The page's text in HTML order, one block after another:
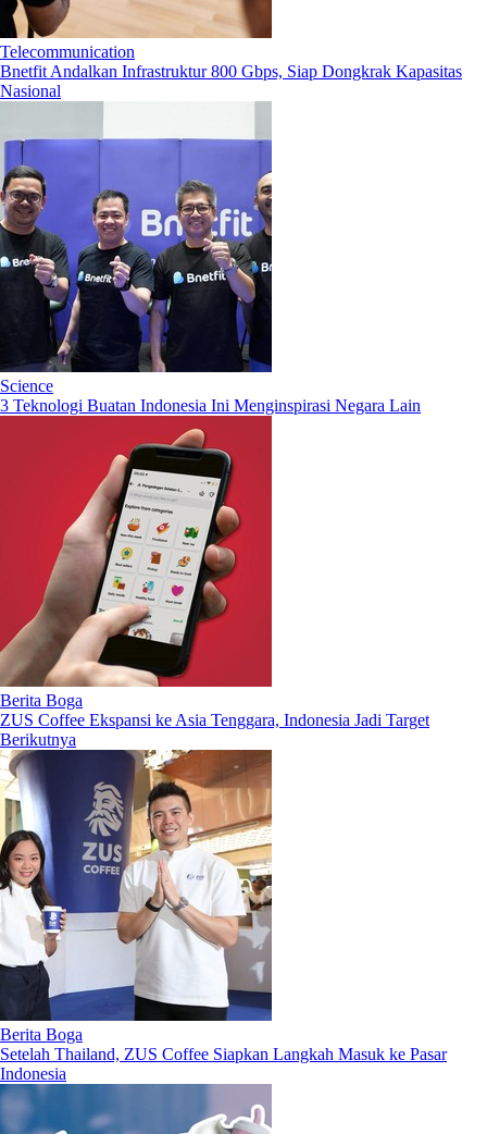
Telecommunication
Bnetfit Andalkan Infrastruktur 800 Gbps, Siap Dongkrak Kapasitas
Nasional
Science
3 Teknologi Buatan Indonesia Ini Menginspirasi Negara Lain
Berita Boga
ZUS Coffee Ekspansi ke Asia Tenggara, Indonesia Jadi Target
Berikutnya
Berita Boga
Setelah Thailand, ZUS Coffee Siapkan Langkah Masuk ke Pasar
Indonesia